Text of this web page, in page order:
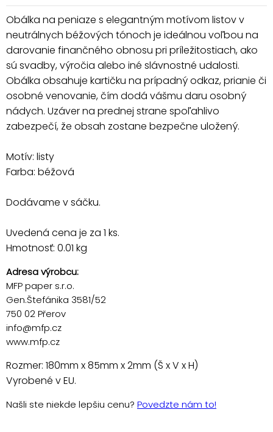
Obálka na peniaze s elegantným motívom listov v
neutrálnych béžových tónoch je ideálnou voľbou na
darovanie finančného obnosu pri príležitostiach, ako
sú svadby, výročia alebo iné slávnostné udalosti.
Obálka obsahuje kartičku na prípadný odkaz, prianie či
osobné venovanie, čím dodá vášmu daru osobný
nádych. Uzáver na prednej strane spoľahlivo
zabezpečí, že obsah zostane bezpečne uložený.
Motív: listy
Farba: béžová
Dodávame v sáčku.
Uvedená cena je za 1 ks.
Hmotnosť: 0.01 kg
Adresa výrobcu:
MFP paper s.r.o.
Gen.Štefánika 3581/52
750 02 Přerov
info@mfp.cz
www.mfp.cz
Rozmer: 180mm x 85mm x 2mm (Š x V x H)
Vyrobené v EU.
Našli ste niekde lepšiu cenu? Povedzte nám to!